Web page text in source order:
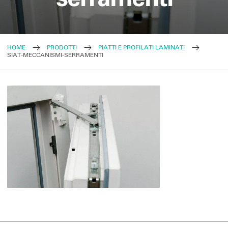
HOME PRODOTTI
PIATTI E PROFILATI LAMINATI
SIAT-MECCANISMI-SERRAMENTI